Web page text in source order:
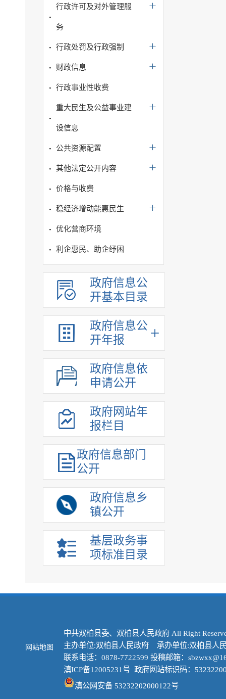
行政许可及对外管理服
务
行政处罚及行政强制
财政信息
行政事业性收费
重大民生及公益事业建
设信息
公共资源配置
其他法定公开内容
价格与收费
稳经济增动能惠民生
优化营商环境
利企惠民、助企纾困
政府信息公
开基本目录
政府信息公
开年报
政府信息依
申请公开
政府网站年
报栏目
政府信息部门
公开
政府信息乡
镇公开
基层政务事
项标准目录
网站地图
中共双柏县委、双柏县人民政府 All Right
主办单位:双柏县人民政府 承办单位:双柏县人
联系电话：0878-7722599 投稿邮箱：
滇ICP备12005231号 政府网站标识码：
滇公网安备 53232202000122号